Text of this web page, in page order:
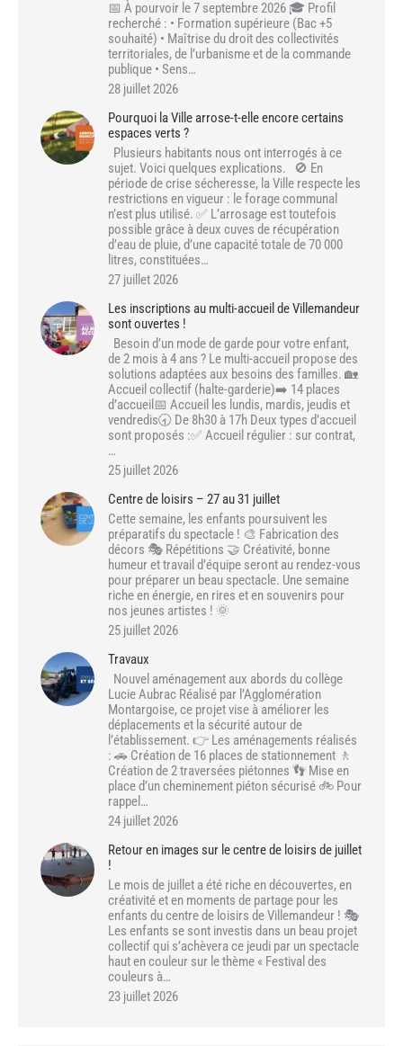
📅 À pourvoir le 7 septembre 2026 🎓 Profil
recherché : • Formation supérieure (Bac +5
souhaité) • Maîtrise du droit des collectivités
territoriales, de l’urbanisme et de la commande
publique • Sens…
28 juillet 2026
Pourquoi la Ville arrose-t-elle encore certains
espaces verts ?
Plusieurs habitants nous ont interrogés à ce
sujet. Voici quelques explications. 🚫 En
période de crise sécheresse, la Ville respecte les
restrictions en vigueur : le forage communal
n’est plus utilisé. ✅ L’arrosage est toutefois
possible grâce à deux cuves de récupération
d’eau de pluie, d’une capacité totale de 70 000
litres, constituées…
27 juillet 2026
Les inscriptions au multi-accueil de Villemandeur
sont ouvertes !
Besoin d’un mode de garde pour votre enfant,
de 2 mois à 4 ans ? Le multi-accueil propose des
solutions adaptées aux besoins des familles. 🏡
Accueil collectif (halte-garderie)➡️ 14 places
d’accueil📅 Accueil les lundis, mardis, jeudis et
vendredis🕣 De 8h30 à 17h Deux types d’accueil
sont proposés :✅ Accueil régulier : sur contrat,
…
25 juillet 2026
Centre de loisirs – 27 au 31 juillet
Cette semaine, les enfants poursuivent les
préparatifs du spectacle ! 🎨 Fabrication des
décors 🎭 Répétitions 🤝 Créativité, bonne
humeur et travail d’équipe seront au rendez-vous
pour préparer un beau spectacle. Une semaine
riche en énergie, en rires et en souvenirs pour
nos jeunes artistes ! 🌞
25 juillet 2026
Travaux
Nouvel aménagement aux abords du collège
Lucie Aubrac Réalisé par l’Agglomération
Montargoise, ce projet vise à améliorer les
déplacements et la sécurité autour de
l’établissement. 👉 Les aménagements réalisés
: 🚗 Création de 16 places de stationnement 🚶
Création de 2 traversées piétonnes 👣 Mise en
place d’un cheminement piéton sécurisé 🚲 Pour
rappel…
24 juillet 2026
Retour en images sur le centre de loisirs de juillet
!
Le mois de juillet a été riche en découvertes, en
créativité et en moments de partage pour les
enfants du centre de loisirs de Villemandeur ! 🎭
Les enfants se sont investis dans un beau projet
collectif qui s’achèvera ce jeudi par un spectacle
haut en couleur sur le thème « Festival des
couleurs à…
23 juillet 2026